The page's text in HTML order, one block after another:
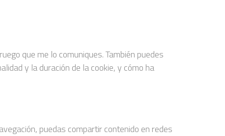
que me lo comuniques. También puedes
y la duración de la cookie, y cómo ha
puedas compartir contenido en redes